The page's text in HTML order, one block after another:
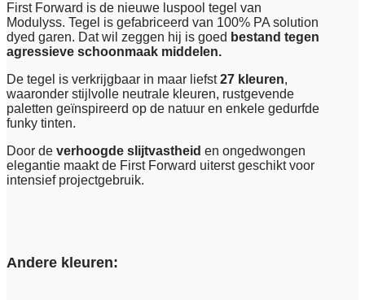
First Forward is de nieuwe luspool tegel van
Modulyss. Tegel is gefabriceerd van 100% PA solution
dyed garen. Dat wil zeggen hij is goed bestand tegen
agressieve schoonmaak middelen.
De tegel is verkrijgbaar in maar liefst27 kleuren,
waaronder stijlvolle neutrale kleuren, rustgevende
paletten geïnspireerd op de natuur en enkele gedurfde
funky tinten.
Door de verhoogde slijtvastheid en ongedwongen
elegantie maakt de First Forward uiterst geschikt voor
intensief projectgebruik.
Andere kleuren: